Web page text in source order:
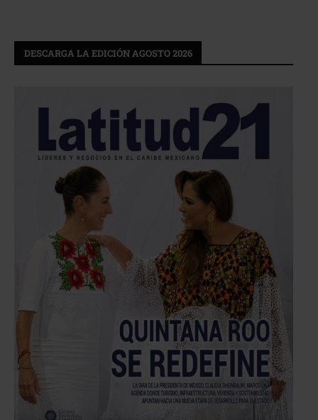
DESCARGA LA EDICIÓN AGOSTO 2026